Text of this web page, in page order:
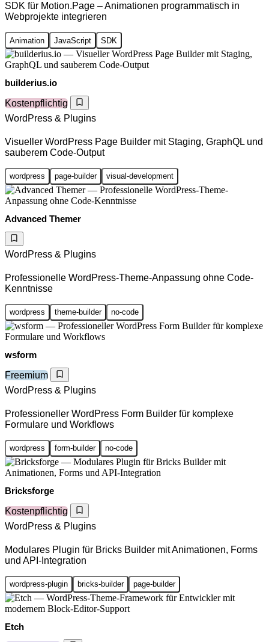
SDK für Motion.Page – Animationen programmatisch in
Webprojekte integrieren
Animation JavaScript SDK
builderius.io
Kostenpflichtig
WordPress & Plugins
Visueller WordPress Page Builder mit Staging, GraphQL und
sauberem Code-Output
wordpress page-builder visual-development
Advanced Themer
WordPress & Plugins
Professionelle WordPress-Theme-Anpassung ohne Code-
Kenntnisse
wordpress theme-builder no-code
wsform
Freemium
WordPress & Plugins
Professioneller WordPress Form Builder für komplexe
Formulare und Workflows
wordpress form-builder no-code
Bricksforge
Kostenpflichtig
WordPress & Plugins
Modulares Plugin für Bricks Builder mit Animationen, Forms
und API-Integration
wordpress-plugin bricks-builder page-builder
Etch